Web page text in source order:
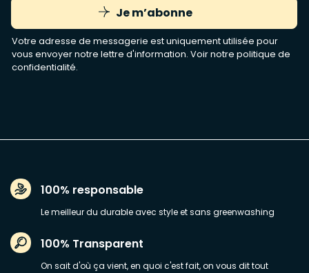
Je m’abonne
Votre adresse de messagerie est uniquement utilisée pour
vous envoyer notre lettre d'information. Voir notre politique de
confidentialité.
100% responsable
Le meilleur du durable avec style et sans greenwashing
100% Transparent
On sait d'où ça vient, en quoi c'est fait, on vous dit tout